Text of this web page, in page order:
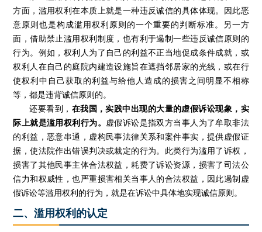
方面，滥用权利在本质上就是一种违反诚信的具体体现。因此恶
意原则也是构成滥用权利原则的一个重要的判断标准。另一方
面，借助禁止滥用权利制度，也有利于遏制一些违反诚信原则的
行为。例如，权利人为了自己的利益不正当地促成条件成就，或
权利人在自己的庭院内建造设施旨在遮挡邻居家的光线，或在行
使权利中自己获取的利益与给他人造成的损害之间明显不相称
等，都是违背诚信原则的。
还要看到， 在我国，实践中出现的大量的虚假诉讼现象，实
际上就是滥用权利行为。 虚假诉讼是指双方当事人为了牟取非法
的利益，恶意串通，虚构民事法律关系和案件事实，提供虚假证
据，使法院作出错误判决或裁定的行为。此类行为滥用了诉权，
损害了其他民事主体合法权益，耗费了诉讼资源，损害了司法公
信力和权威性，也严重损害相关当事人的合法权益，因此遏制虚
假诉讼等滥用权利的行为，就是在诉讼中具体地实现诚信原则。
二、滥用权利的认定